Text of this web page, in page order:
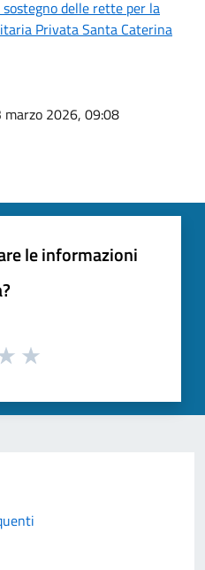
delle rette per la
Privata Santa Caterina
marzo 2026, 09:08
le informazioni